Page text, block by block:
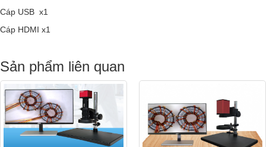
Cáp USB x1
Cáp HDMI x1
Sản phẩm liên quan